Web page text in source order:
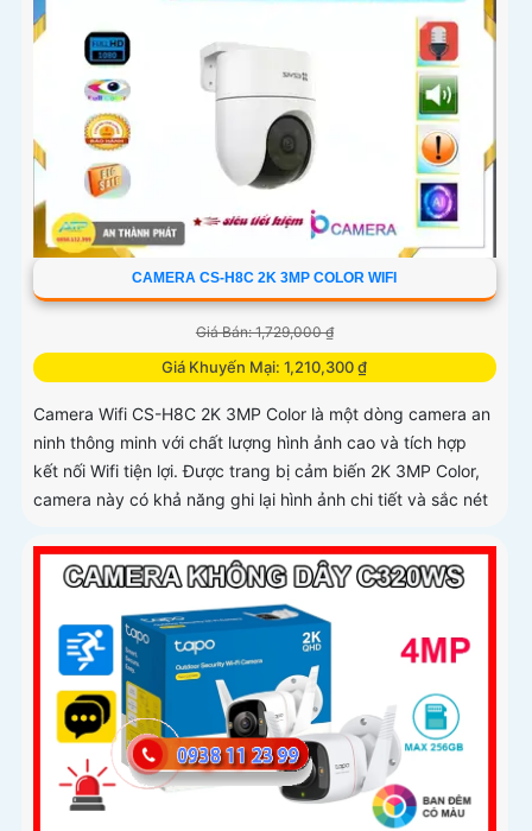
CAMERA CS-H8C 2K 3MP COLOR WIFI
Giá Bán: 1,729,000 ₫
Giá Khuyến Mại: 1,210,300 ₫
Camera Wifi CS-H8C 2K 3MP Color là một dòng camera an
ninh thông minh với chất lượng hình ảnh cao và tích hợp
kết nối Wifi tiện lợi. Được trang bị cảm biến 2K 3MP Color,
camera này có khả năng ghi lại hình ảnh chi tiết và sắc nét